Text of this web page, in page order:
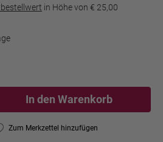
in Höhe von € 25,00
In den Warenkorb
Zum Merkzettel hinzufügen